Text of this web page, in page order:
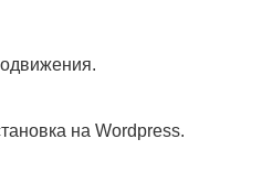
на Wordpress.